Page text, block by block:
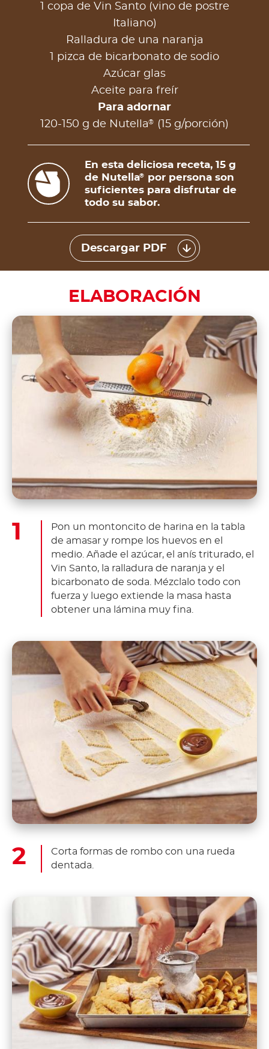
1 copa de Vin Santo (vino de postre
Italiano)
Ralladura de una naranja
1 pizca de bicarbonato de sodio
Azúcar glas
Aceite para freír
Para adornar
120-150 g de Nutella® (15 g/porción)
En esta deliciosa receta, 15 g
de Nutella®
por persona son
suficientes para disfrutar de
todo su sabor.
Descargar PDF
ELABORACIÓN
Pon un montoncito de harina en la tabla
de amasar y rompe los huevos en el
medio. Añade el azúcar, el anís triturado, el
Vin Santo, la ralladura de naranja y el
bicarbonato de soda. Mézclalo todo con
fuerza y luego extiende la masa hasta
obtener una lámina muy fina.
Corta formas de rombo con una rueda
dentada.